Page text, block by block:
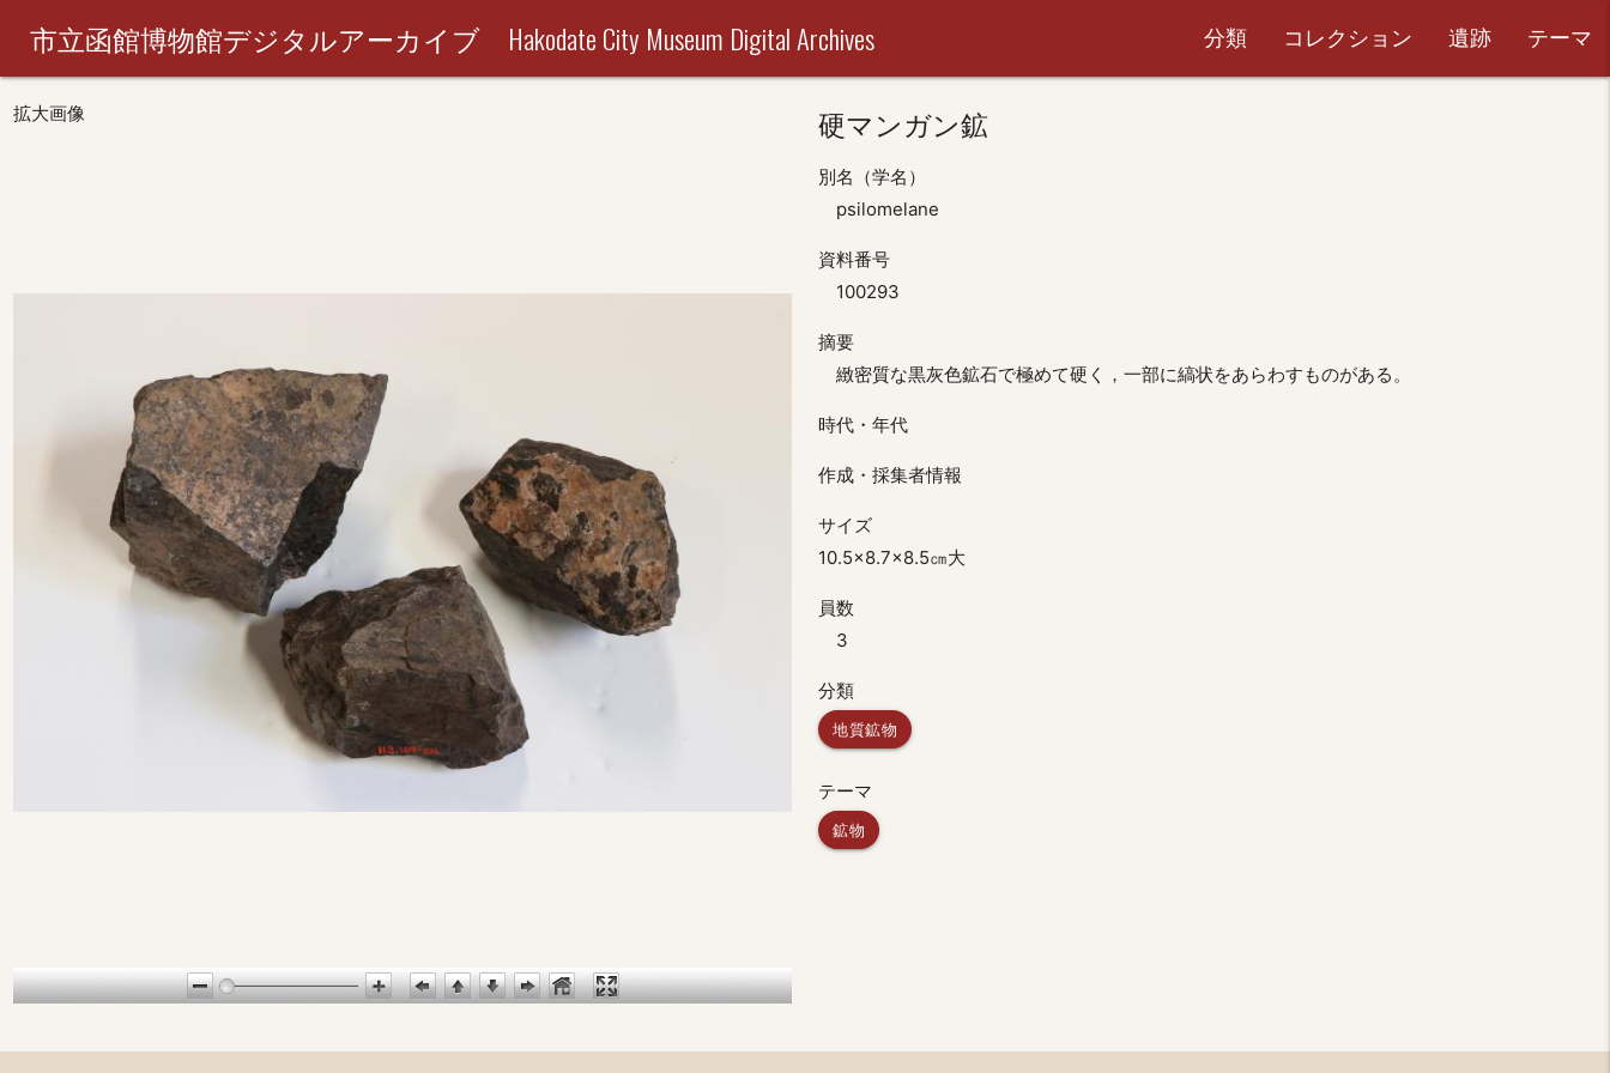
市立函館博物館デジタルアーカイブ Hakodate City Museum Digital Archives 分類 コレクション 遺跡 テーマ
拡大画像 硬マンガン鉱
別名（学名）
psilomelane
資料番号
100293
摘要
緻密質な黒灰色鉱石で極めて硬く，一部に縞状をあらわすものがある。
時代・年代
作成・採集者情報
サイズ
10.5×8.7×8.5㎝大
員数
3
分類
地質鉱物
テーマ
鉱物